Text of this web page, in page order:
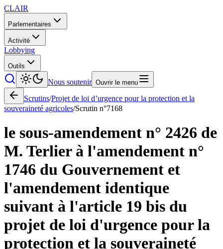
CLAIR
Parlementaires
Activité
Lobbying
Outils
Nous soutenir Ouvrir le menu
Scrutins/Projet de loi d’urgence pour la protection et la
souveraineté agricoles/Scrutin n°7168
le sous-amendement n° 2426 de
M. Terlier à l'amendement n°
1746 du Gouvernement et
l'amendement identique
suivant à l'article 19 bis du
projet de loi d'urgence pour la
protection et la souveraineté